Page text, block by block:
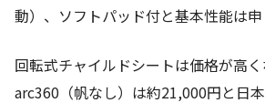
動）、ソフトパッド付と基本性能は申
回転式チャイルドシートは価格が高く
arc360（帆なし）は約21,000円と日